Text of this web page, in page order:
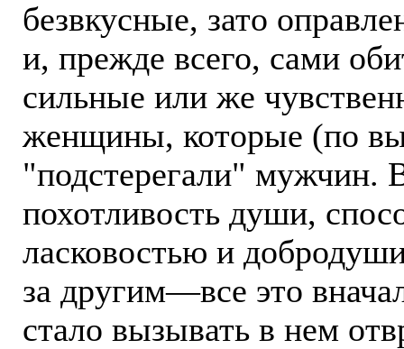
безвкусные, зато
и, прежде всего, сами
сильные или же
женщины, которые (по
"подстерегали" мужчин.
похотливость души,
ласковостью и
за другим—все это
стало вызывать в нем